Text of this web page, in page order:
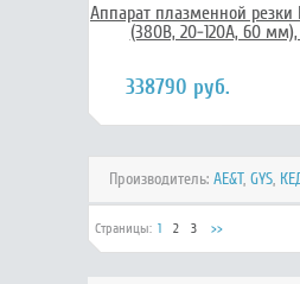
Аппарат плазменной
(380В, 20-120А, 60
338790 руб.
Производитель: AE&T, GYS,
Страницы: 1 2 3 >>